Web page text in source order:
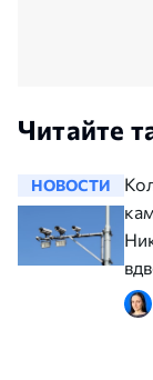
Читайте
НОВОСТИ